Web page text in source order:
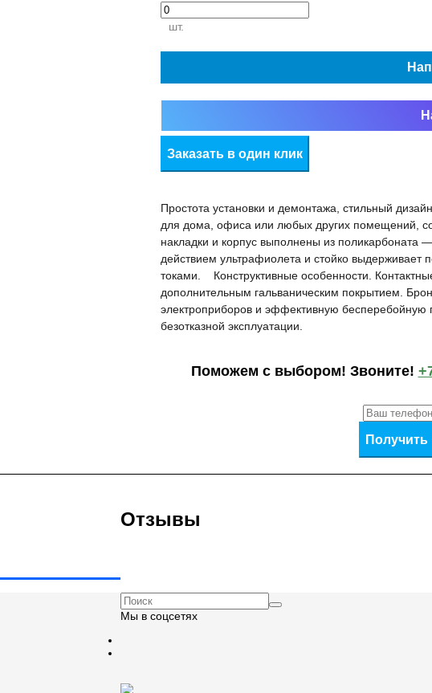
шт.
Заказать в один клик
Простота установки и демонтажа, стильный
для дома, офиса или любых других помещений,
накладки и корпус выполнены из поликарбоната
действием ультрафиолета и стойко
токами. Конструктивные особенности.
дополнительным гальваническим покрытием.
электроприборов и эффективную бесперебойную
безотказной эксплуатации.
Поможем c выбором! Звоните!
Отзывы
Мы в соцсетях